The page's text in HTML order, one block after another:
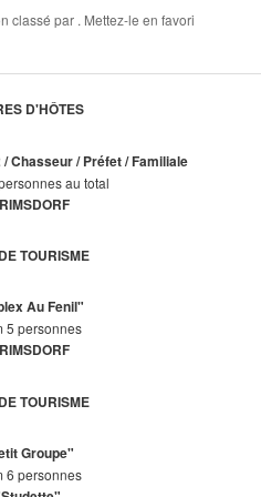
classé par . Mettez-le en favori
D'HÔTES
Chasseur / Préfet / Familiale
au total
TOURISME
Au Fenil"
5 personnes
TOURISME
Groupe"
6 personnes